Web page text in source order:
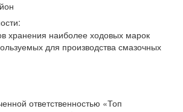
хранения наиболее ходовых марок
для производства смазочных
ответственностью «Топ